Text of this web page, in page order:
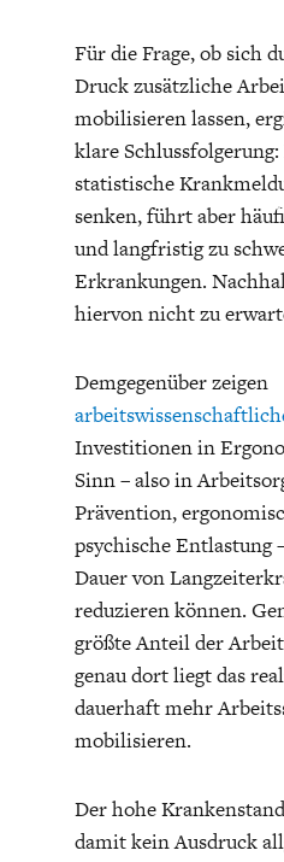
Für die Frage, ob sich
Druck zusätzliche
mobilisieren lassen,
klare
statistische
senken, führt aber
und langfristig zu
Erkrankungen.
hiervon nicht zu
Demgegenüber zeigen
Investitionen in
Sinn – also in
Prävention,
psychische Entlastung
Dauer von
reduzieren können.
größte Anteil der
genau dort liegt das
dauerhaft mehr
mobilisieren.
Der hohe
damit kein Ausdruck